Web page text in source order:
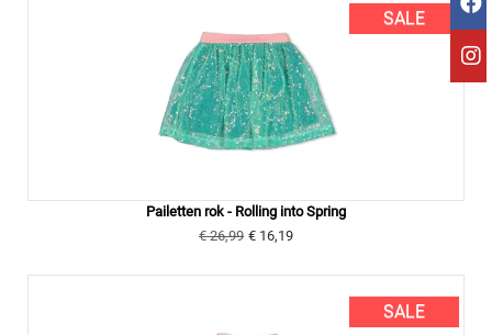
SALE
Pailetten rok - Rolling into Spring
€ 26,99 € 16,19
SALE